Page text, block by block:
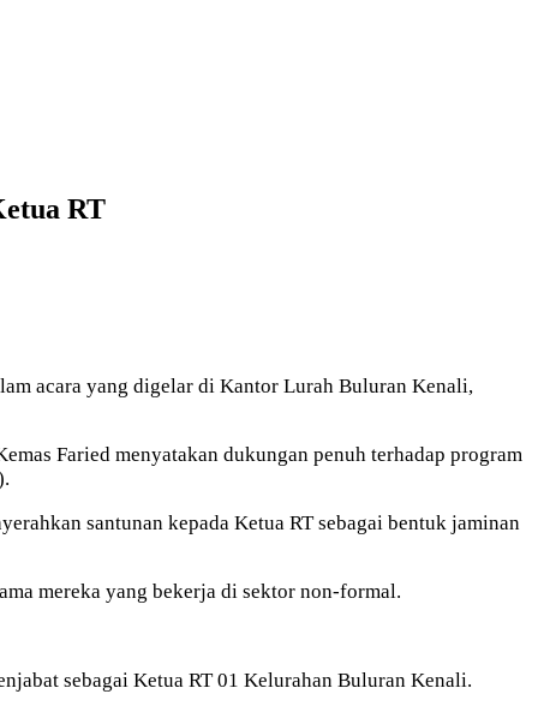
RT
acara yang digelar di Kantor Lurah Buluran Kenali,
Faried menyatakan dukungan penuh terhadap program
santunan kepada Ketua RT sebagai bentuk jaminan
mereka yang bekerja di sektor non-formal.
sebagai Ketua RT 01 Kelurahan Buluran Kenali.